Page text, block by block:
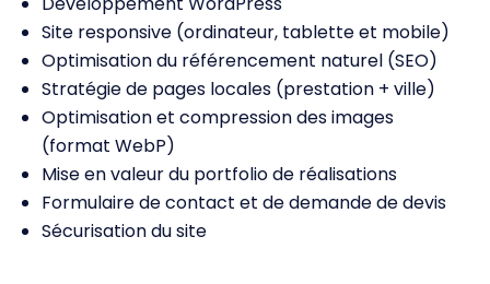
Site responsive (ordinateur, tablette et mobile)
Optimisation du référencement naturel (SEO)
Stratégie de pages locales (prestation + ville)
Optimisation et compression des images
(format WebP)
Mise en valeur du portfolio de réalisations
Formulaire de contact et de demande de devis
Sécurisation du site